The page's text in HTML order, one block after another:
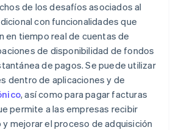
de los desafíos asociados al
con funcionalidades que
en tiempo real de cuentas de
de disponibilidad de fondos
de pagos. Se puede utilizar
dentro de aplicaciones y de
, así como para pagar facturas
permite a las empresas recibir
mejorar el proceso de adquisición